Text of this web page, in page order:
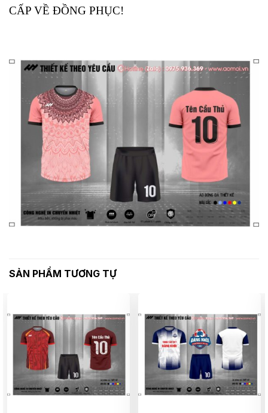
CẤP VỀ ĐỒNG PHỤC!
SẢN PHẨM TƯƠNG TỰ